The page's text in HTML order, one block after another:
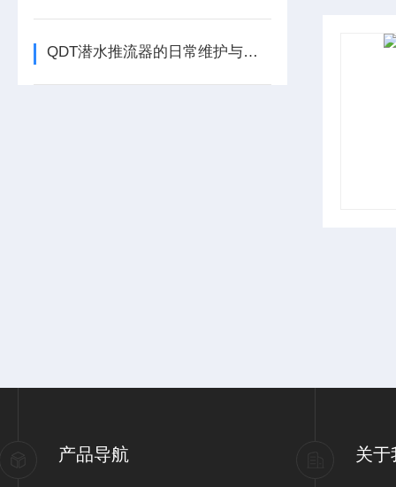
QDT潜水推流器的日常维护与故障排除指南
产品导航 关于